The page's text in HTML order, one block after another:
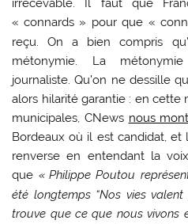
irrecevable. Il faut que
« connards » pour que «
reçu. On a bien compris
métonymie. La
journaliste. Qu’on ne dessille
alors hilarité garantie : en
municipales, CNews nous
Bordeaux où il est candidat, et
renverse en entendant la
que « Philippe Poutou
été longtemps “Nos vies
trouve que ce que nous vivons